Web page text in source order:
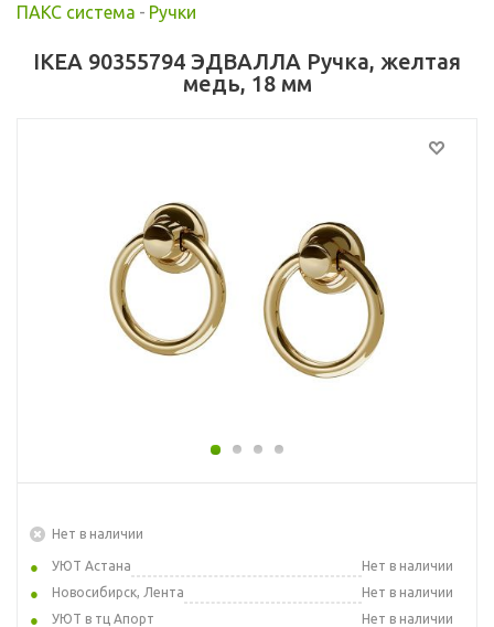
ПАКС система - Ручки
IKEA 90355794 ЭДВАЛЛА Ручка, желтая
медь, 18 мм
Нет в наличии
УЮТ Астана
Нет в наличии
Новосибирск, Лента
Нет в наличии
УЮТ в тц Апорт
Нет в наличии